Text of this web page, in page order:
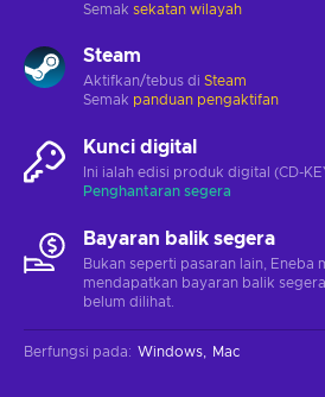
Semak sekatan wilayah
Steam
Aktifkan/tebus di Steam
Semak panduan pengaktifan
Kunci digital
Ini ialah edisi produk digital (CD-
Penghantaran segera
Bayaran balik segera
Bukan seperti pasaran lain, Eneba
mendapatkan bayaran balik
belum dilihat.
Berfungsi pada: Windows Mac